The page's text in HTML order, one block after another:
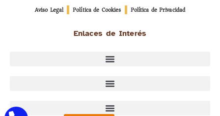
Aviso Legal Política de Cookies Política de Privacidad
Enlaces de Interés